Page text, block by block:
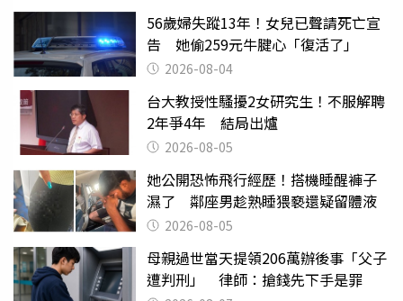
56歲婦失蹤13年！女兒已聲請死亡宣
告 她偷259元牛腱心「復活了」
2026-08-04
台大教授性騷擾2女研究生！不服解聘
2年爭4年 結局出爐
2026-08-05
她公開恐怖飛行經歷！搭機睡醒褲子
濕了 鄰座男趁熟睡猥褻還疑留體液
2026-08-05
母親過世當天提領206萬辦後事「父子
遭判刑」 律師：搶錢先下手是罪